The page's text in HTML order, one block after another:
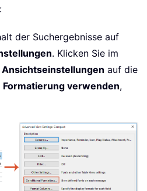
der Suchergebnisse auf
. Klicken Sie im
auf die
Formatierung verwenden,